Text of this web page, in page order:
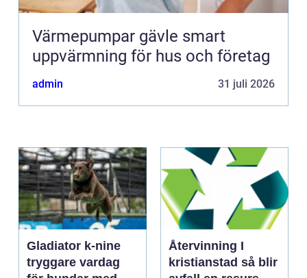
Värmepumpar gävle smart
uppvärmning för hus och företag
admin 31 juli 2026
Gladiator k-nine
tryggare vardag
Återvinning I
kristianstad så blir